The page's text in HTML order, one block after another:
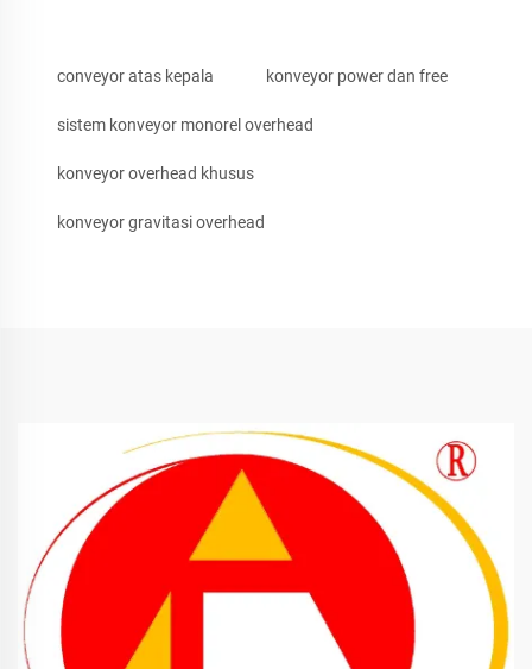
conveyor atas kepala konveyor power dan free
sistem konveyor monorel overhead
konveyor overhead khusus
konveyor gravitasi overhead